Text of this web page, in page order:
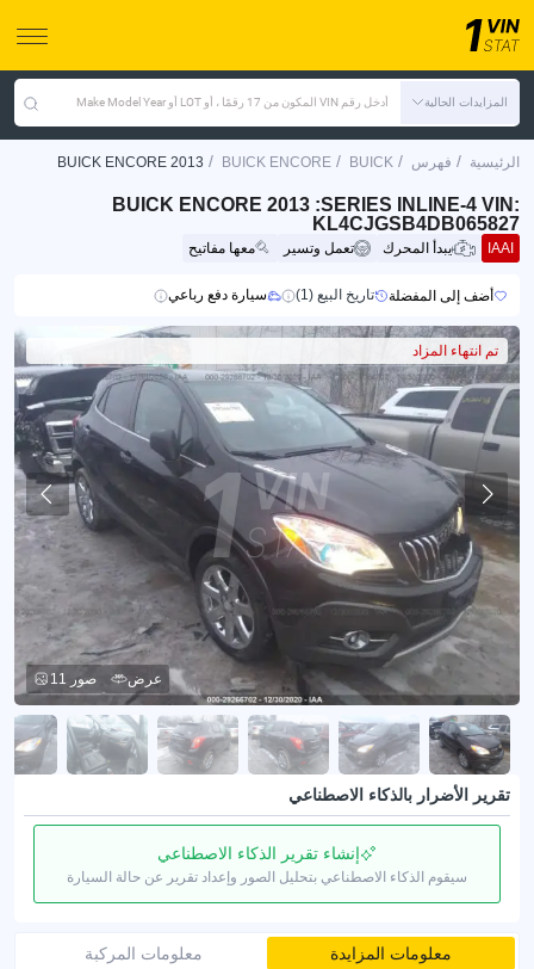
المزايدات الحالية أدخل رقم VIN المكون من 17 رقمًا ، أو LOT أو Make Model Year
الرئيسية / فهرس /
BUICK
/
BUICK ENCORE
/
BUICK ENCORE 2013
BUICK ENCORE 2013 :SERIES INLINE-4 VIN:
KL4CJGSB4DB065827
IAAI يبدأ المحرك تعمل وتسير معها مفاتيح
أضف إلى المفضلة تاريخ البيع (1) سيارة دفع رباعي
تم انتهاء المزاد
11 صور عرض
تقرير الأضرار بالذكاء الاصطناعي
إنشاء تقرير الذكاء الاصطناعي
سيقوم الذكاء الاصطناعي بتحليل الصور وإعداد تقرير عن حالة السيارة
معلومات المزايدة معلومات المركبة